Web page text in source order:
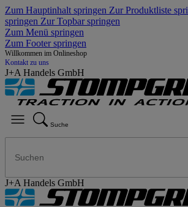
Zum Hauptinhalt springen Zur Produktliste
springen Zur Topbar springen
Zum Menü springen
Zum Footer springen
Willkommen im Onlineshop
Kontakt zu uns
J+A Handels GmbH
Suche
J+A Handels GmbH